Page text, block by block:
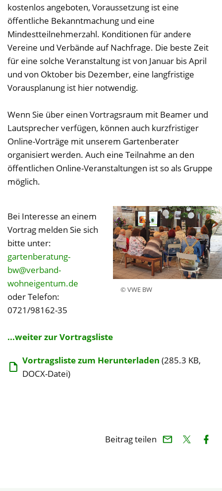
kostenlos angeboten, Voraussetzung ist eine
öffentliche Bekanntmachung und eine
Mindestteilnehmerzahl. Konditionen für andere
Vereine und Verbände auf Nachfrage. Die beste Zeit
für eine solche Veranstaltung ist von Januar bis April
und von Oktober bis Dezember, eine langfristige
Vorausplanung ist hier notwendig.
Wenn Sie über einen Vortragsraum mit Beamer und
Lautsprecher verfügen, können auch kurzfristiger
Online-Vorträge mit unserem Gartenberater
organisiert werden. Auch eine Teilnahme an den
öffentlichen Online-Veranstaltungen ist so als Gruppe
möglich.
© VWE BW
Bei Interesse an einem
Vortrag melden Sie sich
bitte unter:
gartenberatung-
bw@verband-
wohneigentum.de
oder Telefon:
0721/98162-35
...weiter zur Vortragsliste
Vortragsliste zum Herunterladen (285.3 KB,
DOCX-Datei)
Beitrag teilen